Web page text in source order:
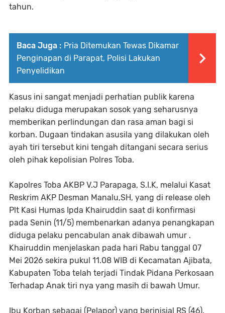
tahun.
Baca Juga : Pria Ditemukan Tewas Dikamar
Penginapan di Parapat, Polisi Lakukan
Penyelidikan
Kasus ini sangat menjadi perhatian publik karena
pelaku diduga merupakan sosok yang seharusnya
memberikan perlindungan dan rasa aman bagi si
korban. Dugaan tindakan asusila yang dilakukan oleh
ayah tiri tersebut kini tengah ditangani secara serius
oleh pihak kepolisian Polres Toba.
Kapolres Toba AKBP V.J Parapaga, S.I.K, melalui Kasat
Reskrim AKP Desman Manalu,SH, yang di release oleh
Plt Kasi Humas Ipda Khairuddin saat di konfirmasi
pada Senin (11/5) membenarkan adanya penangkapan
diduga pelaku pencabulan anak dibawah umur .
Khairuddin menjelaskan pada hari Rabu tanggal 07
Mei 2026 sekira pukul 11.08 WIB di Kecamatan Ajibata,
Kabupaten Toba telah terjadi Tindak Pidana Perkosaan
Terhadap Anak tiri nya yang masih di bawah Umur.
Ibu Korban sebagai (Pelapor) yang berinisial RS (46),